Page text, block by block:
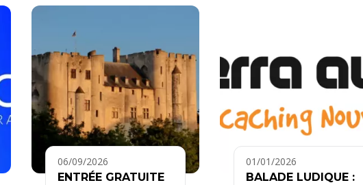
06/09/2026
ENTRÉE GRATUITE
01/01/2026
BALADE LUDIQUE :